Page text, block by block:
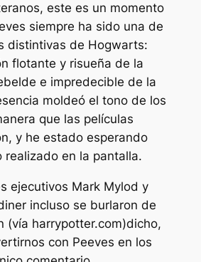
este es un momento
siempre ha sido una de
distintivas de Hogwarts:
flotante y risueña de la
e impredecible de la
moldeó el tono de los
que las películas
y he estado esperando
realizado en la pantalla.
ejecutivos Mark Mylod y
incluso se burlaron de
(vía harrypotter.com)dicho,
con Peeves en los